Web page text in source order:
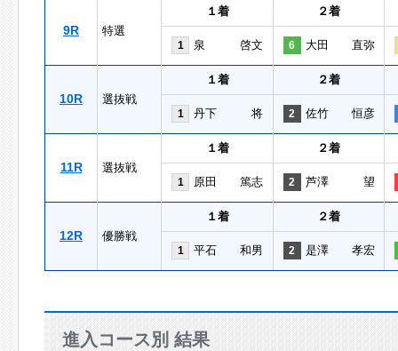
9R 特選
１着 ２着
1 泉 啓文 6 大田 直弥
10R 選抜戦
１着 ２着
1 丹下 将 2 佐竹 恒彦
11R 選抜戦
１着 ２着
1 原田 篤志 2 芦澤 望
12R 優勝戦
１着 ２着
1 平石 和男 2 是澤 孝宏
進入コース別 結果